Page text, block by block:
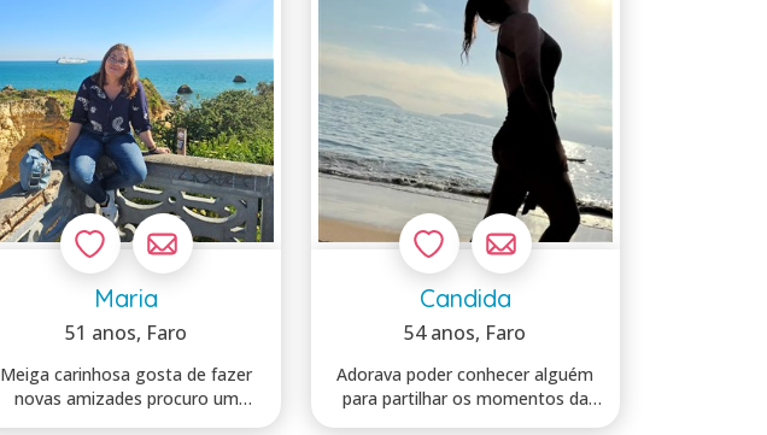
Maria
51 anos, Faro
Meiga carinhosa gosta de fazer
novas amizades procuro um
companheiro p...
Candida
54 anos, Faro
Adorava poder conhecer alguém
para partilhar os momentos da
vida que s...